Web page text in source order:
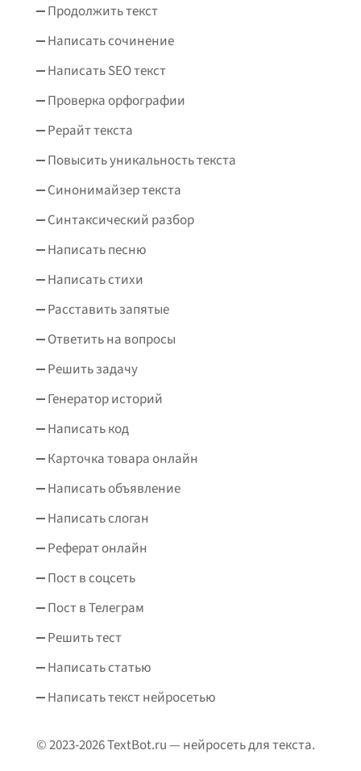
Продолжить текст
Написать сочинение
Написать SEO текст
Проверка орфографии
Рерайт текста
Повысить уникальность текста
Синонимайзер текста
Синтаксический разбор
Написать песню
Написать стихи
Расставить запятые
Ответить на вопросы
Решить задачу
Генератор историй
Написать код
Карточка товара онлайн
Написать объявление
Написать слоган
Реферат онлайн
Пост в соцсеть
Пост в Телеграм
Решить тест
Написать статью
Написать текст нейросетью
© 2023-2026 TextBot.ru — нейросеть для текста.